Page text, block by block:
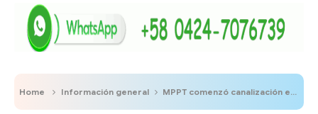
Home Información general MPPT comenzó canalización en la desembocadura del río San Pedro en Palmarito